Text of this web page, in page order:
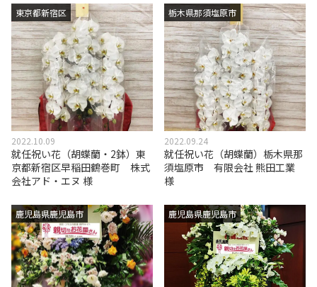
東京都新宿区
2022.10.09
就任祝い花（胡蝶蘭・2鉢）東
京都新宿区早稲田鶴巻町 株式
会社アド・エヌ 様
栃木県那須塩原市
2022.09.24
就任祝い花（胡蝶蘭）栃木県那
須塩原市 有限会社 熊田工業
様
鹿児島県鹿児島市 鹿児島県鹿児島市